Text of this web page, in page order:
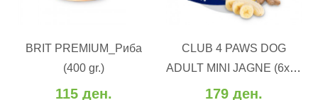
BRIT PREMIUM_Риба
(400 gr.)
115 ден.
Додај во желби
Додај за споредба
CLUB 4 PAWS DOG
ADULT MINI JAGNE (6x80
gr.)
179 ден.
ВО КОШНИЧКА
Додај во желби
Додај за споредба